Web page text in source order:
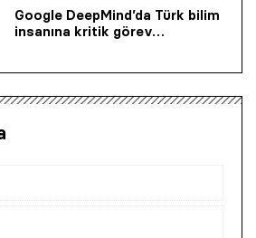
Google DeepMind’da Türk bilim
insanına kritik görev…